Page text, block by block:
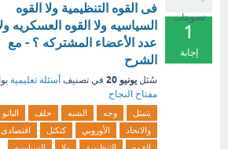
تصويتات
1
إجابة
فى القوه التنظيمية ولا القوه
السياسيه ولا القوه العسكريه
عدد الأعضاء المشتركه ؟ - مع
الشرح
سُئل يونيو 20 في تصنيف أسئلة تعليمية
مفتاح النجاح
يتمثل وجه الشبه حلف
الناتو
والاتحاد
الأوروبي كتكتل
اقتصادى